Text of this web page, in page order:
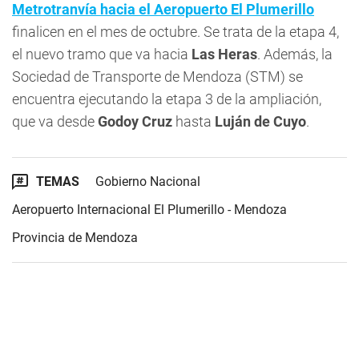
Metrotranvía hacia el Aeropuerto El Plumerillo
finalicen en el mes de octubre. Se trata de la etapa 4,
el nuevo tramo que va hacia Las Heras. Además, la
Sociedad de Transporte de Mendoza (STM) se
encuentra ejecutando la etapa 3 de la ampliación,
que va desdeGodoy Cruz hasta Luján de Cuyo.
TEMAS
Gobierno Nacional
Aeropuerto Internacional El Plumerillo - Mendoza
Provincia de Mendoza